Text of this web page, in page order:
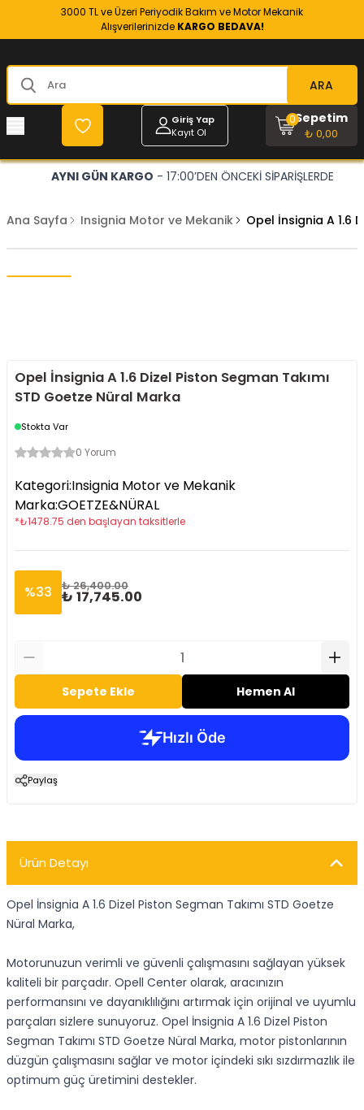
3000 TL ve Üzeri Periyodik Bakım ve Motor Mekanik
Alışverilerinizde KARGO BEDAVA!
ARA
Giriş Yap
Kayıt Ol
Sepetim
₺ 0,00
0
AYNI GÜN KARGO - 17:00’DEN ÖNCEKİ SİPARİŞLERDE
Ana Sayfa Insignia Motor ve Mekanik Opel İnsignia A 1.6
Opel İnsignia A 1.6 Dizel Piston Segman Takımı
STD Goetze Nüral Marka
Stokta Var
0 Yorum
Kategori:Insignia Motor ve Mekanik
Marka:GOETZE&NÜRAL
*₺1478.75 den başlayan taksitlerle
%33 ₺ 26,400.00
₺ 17,745.00
Sepete Ekle Hemen Al
Paylaş
Ürün Detayı
Opel İnsignia A 1.6 Dizel Piston Segman Takımı STD Goetze
Nüral Marka,
Motorunuzun verimli ve güvenli çalışmasını sağlayan yüksek
kaliteli bir parçadır. Opell Center olarak, aracınızın
performansını ve dayanıklılığını artırmak için orijinal ve uyumlu
parçaları sizlere sunuyoruz. Opel İnsignia A 1.6 Dizel Piston
Segman Takımı STD Goetze Nüral Marka, motor pistonlarının
düzgün çalışmasını sağlar ve motor içindeki sıkı sızdırmazlık ile
optimum güç üretimini destekler.